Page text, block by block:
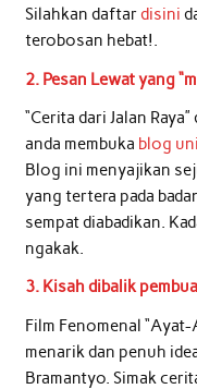
Silahkan daftardisini
terobosan hebat!.
2. Pesan Lewat yang
“Cerita dari Jalan
anda membuka blog
Blog ini menyajikan
yang tertera pada
sempat diabadikan.
ngakak.
3. Kisah dibalik
Film Fenomenal
menarik dan penuh
Bramantyo. Simak